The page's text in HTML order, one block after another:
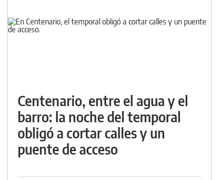
Centenario, entre el agua y el
barro: la noche del temporal
obligó a cortar calles y un
puente de acceso